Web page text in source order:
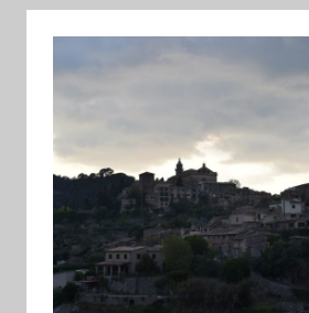
a
2
2